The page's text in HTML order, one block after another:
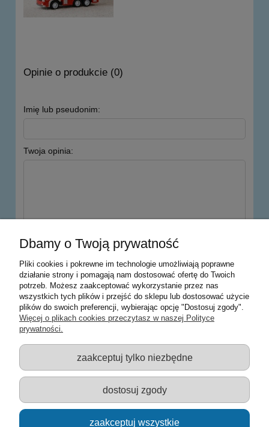
Opinie o produkcie (0)
Imię lub pseudonim:
Twoja opinia:
Warunki zakupów
Moje konto
Informacje o sklepie
Sklep z zabawkami Łódź :: Hurownia zabawek :: Zabawki
edukacyjne :: Zestawy artystyczne :: Zabawki :: samochody Welly
:: Zabawkownia :: zabawki dla dzieci :: Lalki :: Klocki :: Artykuły
szkolne ::
Dbamy o Twoją prywatność
Pliki cookies i pokrewne im technologie umożliwiają poprawne
działanie strony i pomagają nam dostosować ofertę do Twoich
potrzeb. Możesz zaakceptować wykorzystanie przez nas
wszystkich tych plików i przejść do sklepu lub dostosować użycie
plików do swoich preferencji, wybierając opcję "Dostosuj zgody".
Więcej o plikach cookies przeczytasz w naszej Polityce
prywatności.
zaakceptuj tylko niezbędne
dostosuj zgody
zaakceptuj wszystkie